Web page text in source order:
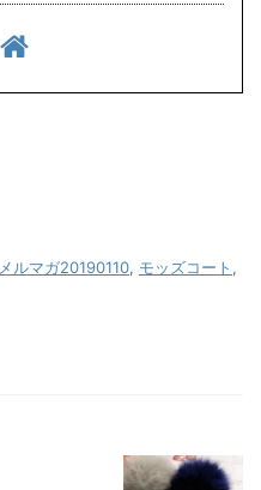
メルマガ20190110, モッズコート ,